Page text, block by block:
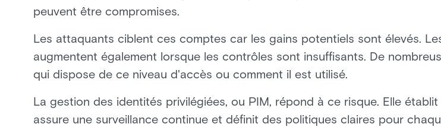
peuvent être compromises.
Les attaquants ciblent ces comptes car les gains potentiels sont élevés.
augmentent également lorsque les contrôles sont insuffisants. De
qui dispose de ce niveau d'accès ou comment il est utilisé.
La gestion des identités privilégiées, ou PIM, répond à ce risque. Elle
assure une surveillance continue et définit des politiques claires pour